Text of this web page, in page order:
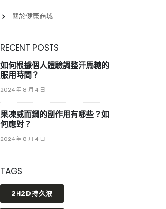
關於健康商城
RECENT POSTS
如何根據個人體驗調整汗馬糖的
服用時間？
2024 年 8 月 4 日
果凍威而鋼的副作用有哪些？如
何應對？
2024 年 8 月 4 日
TAGS
2H2D持久液